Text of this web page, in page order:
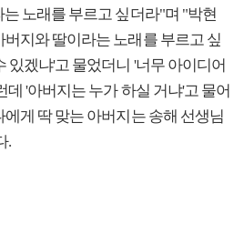
노래를 부르고 싶더라"며 "박현
버지와 딸이라는 노래를 부르고 싶
있겠냐'고 물었더니 '너무 아이디어
데 '아버지는 누가 하실 거냐'고 물어
게 딱 맞는 아버지는 송해 선생님
.